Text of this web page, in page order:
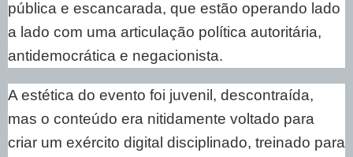
pública e escancarada, que estão operando lado
a lado com uma articulação política autoritária,
antidemocrática e negacionista.
A estética do evento foi juvenil, descontraída,
mas o conteúdo era nitidamente voltado para
criar um exército digital disciplinado, treinado para